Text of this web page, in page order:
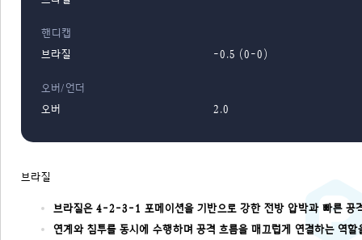
핸디캡
브라질
-0.5 (0-0)
오버/언더
오버
2.0
브라질
브라질은 4-2-3-1 포메이션을 기반으로 강한 전방 압박과 빠른
연계와 침투를 동시에 수행하며 공격 흐름을 매끄럽게 연결하는 역